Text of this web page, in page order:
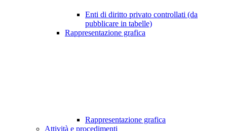
Enti di diritto privato controllati (da
pubblicare in tabelle)
Rappresentazione grafica
Rappresentazione grafica
Attività e procedimenti